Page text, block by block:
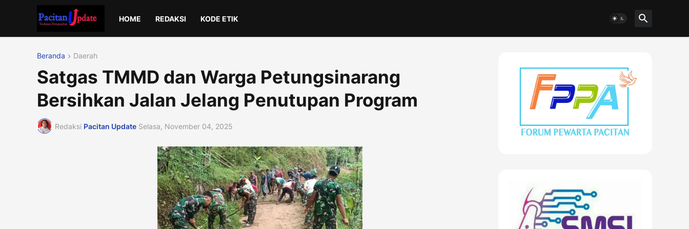
HOME REDAKSI KODE ETIK
Beranda Daerah
Satgas TMMD dan Warga Petungsinarang
Bersihkan Jalan Jelang Penutupan Program
Redaksi Pacitan Update Selasa, November 04, 2025